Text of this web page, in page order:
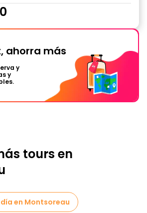
ahorra más
y
y
tours en
en Montsoreau